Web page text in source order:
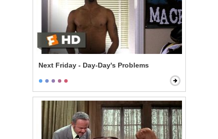
Next Friday - Day-Day's Problems